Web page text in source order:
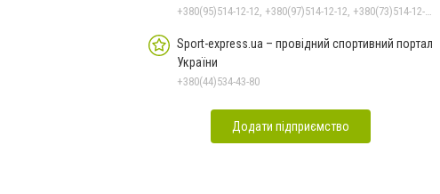
населення
Sport-express.ua – провідний спортивний портал
України
+380(44)534-43-80
Додати підприємство